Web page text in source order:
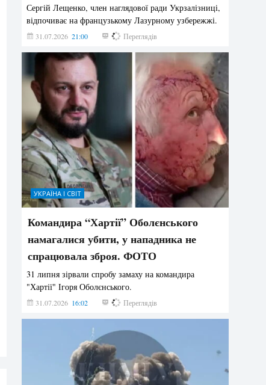
Сергій Лещенко, член наглядової ради Укрзалізниці,
відпочиває на французькому Лазурному узбережжі.
31.07.2026 21:00 206 Переглядів
УКРАЇНА І СВІТ
Командира “Хартії” Оболєнського
намагалися убити, у нападника не
спрацювала зброя. ФОТО
31 липня зірвали спробу замаху на командира
"Хартії" Ігоря Оболєнського.
31.07.2026 16:02 189 Переглядів